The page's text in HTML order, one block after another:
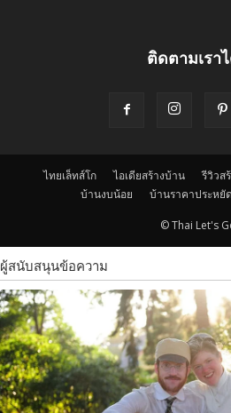
ติดตามเรา
ไทยเล็ทส์โก ไอเดียสร้างบ้าน รีวิวส
บ้านงบน้อย
บ้านราคาประหยัด
© Thai Let's